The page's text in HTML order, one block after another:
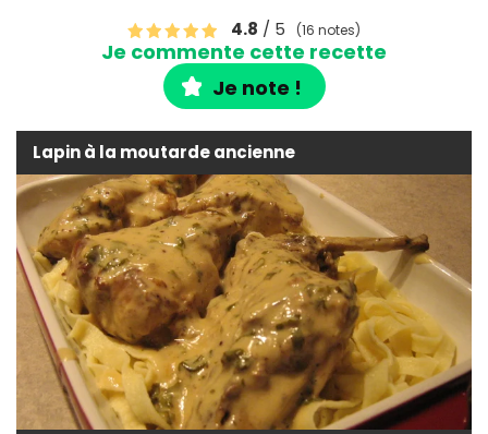
4.8 / 5 (16 notes)
Je commente cette recette
Je note !
Lapin à la moutarde ancienne